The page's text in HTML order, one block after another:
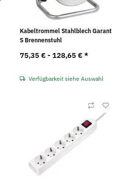
Kabeltrommel Stahlblech Garant
S Brennenstuhl
75,35 € - 128,65 € *
Verfügbarkeit siehe Auswahl